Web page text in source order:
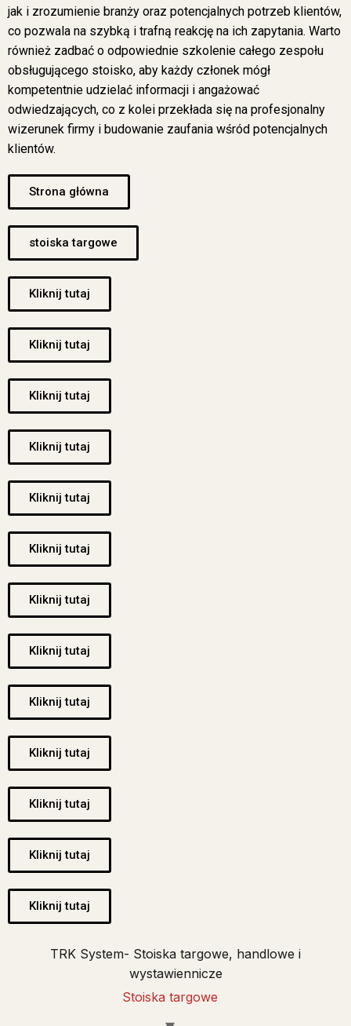
jak i zrozumienie branży oraz potencjalnych potrzeb klientów,
co pozwala na szybką i trafną reakcję na ich zapytania. Warto
również zadbać o odpowiednie szkolenie całego zespołu
obsługującego stoisko, aby każdy członek mógł
kompetentnie udzielać informacji i angażować
odwiedzających, co z kolei przekłada się na profesjonalny
wizerunek firmy i budowanie zaufania wśród potencjalnych
klientów.
Strona główna
stoiska targowe
Kliknij tutaj
Kliknij tutaj
Kliknij tutaj
Kliknij tutaj
Kliknij tutaj
Kliknij tutaj
Kliknij tutaj
Kliknij tutaj
Kliknij tutaj
Kliknij tutaj
Kliknij tutaj
Kliknij tutaj
Kliknij tutaj
TRK System- Stoiska targowe, handlowe i
wystawiennicze
Stoiska targowe